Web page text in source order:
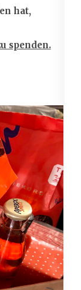
hat,
spenden.